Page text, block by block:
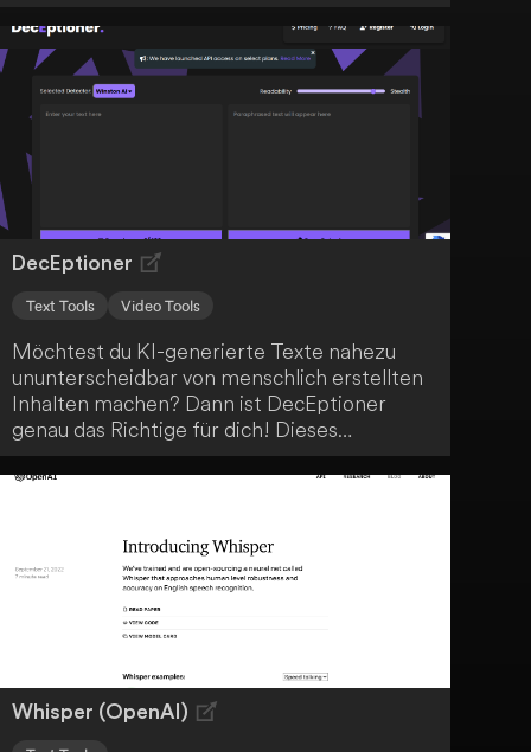
Avatare zum Leben zu erwecken. Mit
ArtPilot revolutionierst du das Gestalten
digitaler Kunst.
DecEptioner
Text Tools Video Tools
Möchtest du KI-generierte Texte nahezu
ununterscheidbar von menschlich erstellten
Inhalten machen? Dann ist DecEptioner
genau das Richtige für dich! Dieses
fortschrittliche KI-System transformiert und
tarnt KI-Texte, um ihre Originalität zu
generiertem Content zu verbessern. Egal in
welchem Kontext du KI-Texte einsetzen
möchtest - DecEptioner hilft dir dabei, sie
authentischer und überzeugender zu
Whisper (OpenAI)